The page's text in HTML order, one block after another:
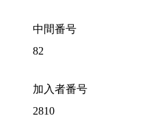
中間番号
82
加入者番号
2810